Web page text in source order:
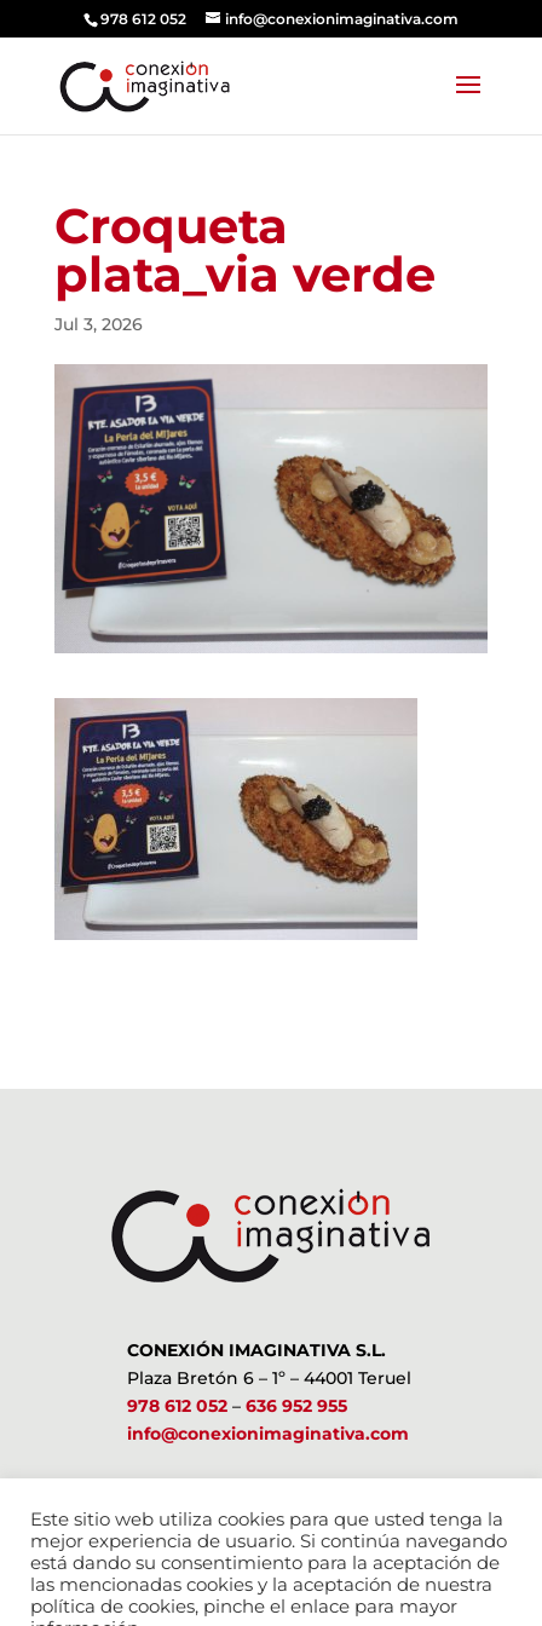
978 612 052 info@conexionimaginativa.com
Croqueta
plata_via verde
Jul 3, 2026
CONEXIÓN IMAGINATIVA S.L.
Plaza Bretón 6 – 1º – 44001 Teruel
978 612 052– 636 952 955
info@conexionimaginativa.com
Este sitio web utiliza cookies para que usted tenga la
mejor experiencia de usuario. Si continúa navegando
está dando su consentimiento para la aceptación de
las mencionadas cookies y la aceptación de nuestra
política de cookies, pinche el enlace para mayor